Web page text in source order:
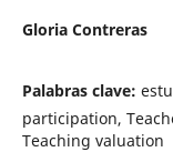
Gloria Contreras
Palabras clave:
participation,
Teaching valuation